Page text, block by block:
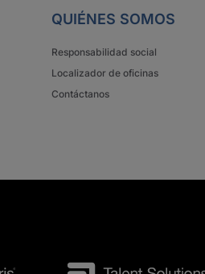
QUIÉNES SOMOS
Responsabilidad social
Localizador de oficinas
Contáctanos